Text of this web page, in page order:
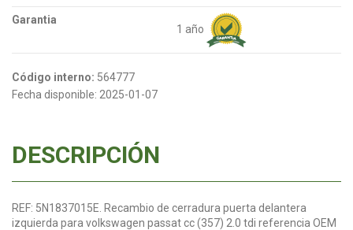
Garantia
1 año
Código interno: 564777
Fecha disponible: 2025-01-07
DESCRIPCIÓN
REF: 5N1837015E. Recambio de cerradura puerta delantera
izquierda para volkswagen passat cc (357) 2.0 tdi referencia OEM